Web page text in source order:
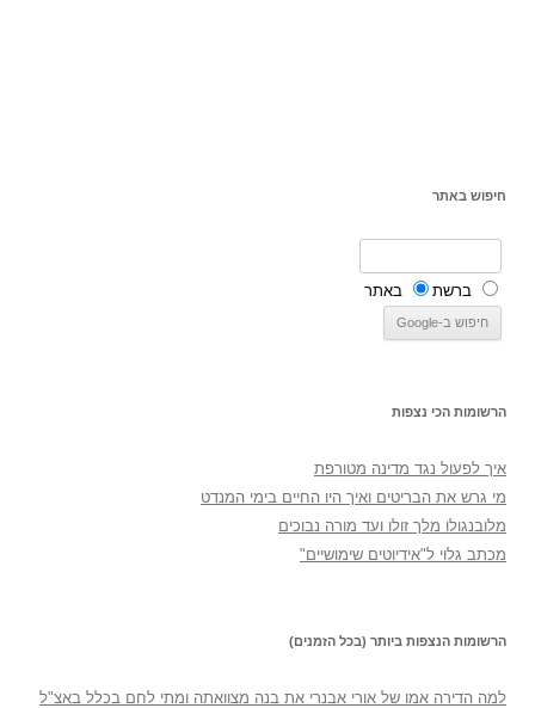
חיפוש באתר
ברשת באתר
הרשומות הכי נצפות
איך לפעול נגד מדינה מטורפת
מי גרש את הבריטים ואיך היו החיים בימי המנדט
מלובנגולו מלך זולו ועד מורה נבוכים
מכתב גלוי ל"אידיוטים שימושיים"
הרשומות הנצפות ביותר (בכל הזמנים)
למה הדירה אמו של אורי אבנרי את בנה מצוואתה ומתי לחם בכלל באצ"ל